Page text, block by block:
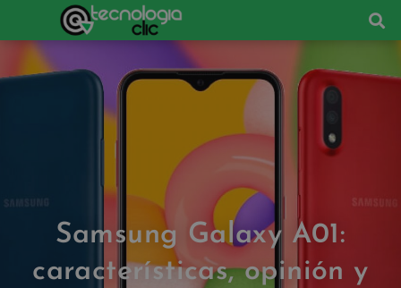
Samsung Galaxy A01:
características, opinión y